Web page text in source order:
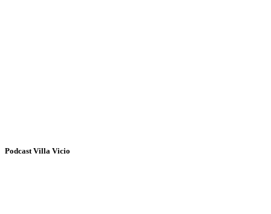
Podcast Villa Vicio